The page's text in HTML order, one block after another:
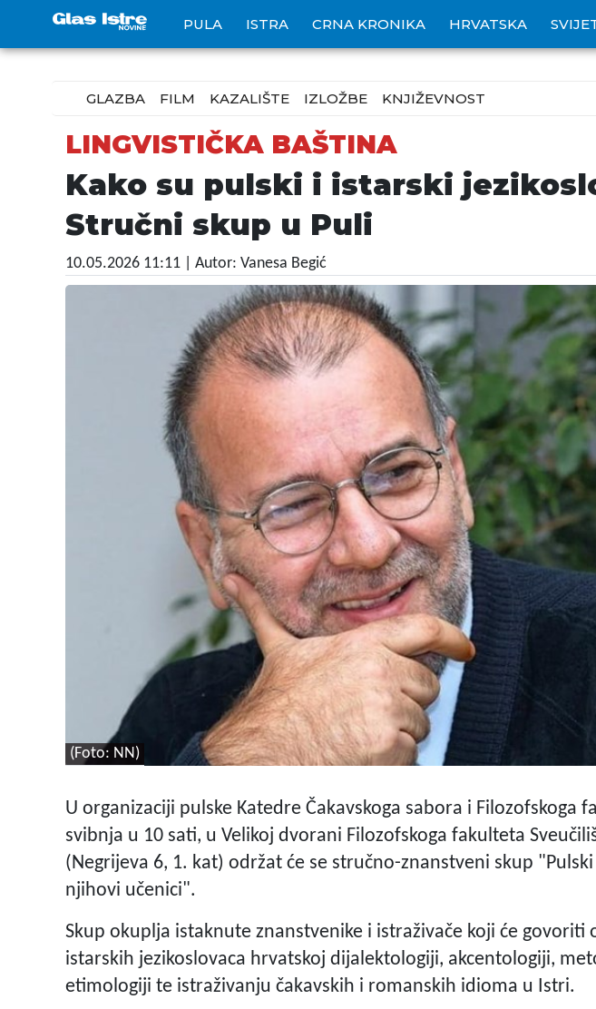
PULA ISTRA CRNA KRONIKA HRVATSKA
GLAZBA FILM KAZALIŠTE IZLOŽBE KNJIŽEVNOST
LINGVISTIČKA BAŠTINA
Kako su pulski i istarski
Stručni skup u Puli
10.05.2026 11:11 | Autor: Vanesa Begić
(Foto: NN)
U organizaciji pulske Katedre Čakavskoga sabora i Filozofskoga
svibnja u 10 sati, u Velikoj dvorani Filozofskoga fakulteta
(Negrijeva 6, 1. kat) održat će se stručno-znanstveni skup
njihovi učenici".
Skup okuplja istaknute znanstvenike i istraživače koji će govoriti
istarskih jezikoslovaca hrvatskoj dijalektologiji, akcentologiji,
etimologiji te istraživanju čakavskih i romanskih idioma u Istri.